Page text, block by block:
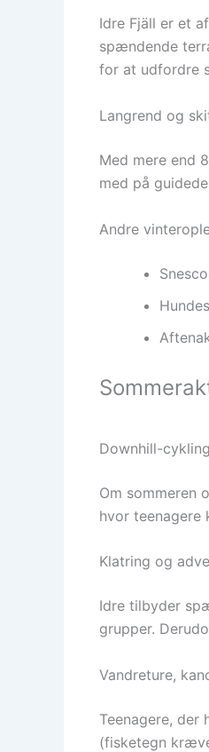
Idre Fjäll er et
spændende
for at udfordre
Langrend og
Med mere end
med på
Andre
Downhill-cykling
Om sommeren
hvor teenagere
Klatring og
Idre tilbyder
grupper.
Vandreture,
Teenagere,
(fisketegn